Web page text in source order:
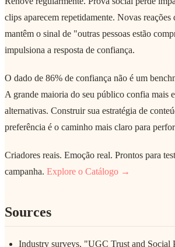
clips aparecem repetidamente. Novas reações
mantêm o sinal de "outras pessoas estão
impulsiona a resposta de confiança.
O dado de 86% de confiança não é um
A grande maioria do seu público confia mais
alternativas. Construir sua estratégia de
preferência é o caminho mais claro para
Criadores reais. Emoção real. Prontos para
campanha. Explore o Catálogo →
Sources
Industry surveys, "UGC Trust and Social